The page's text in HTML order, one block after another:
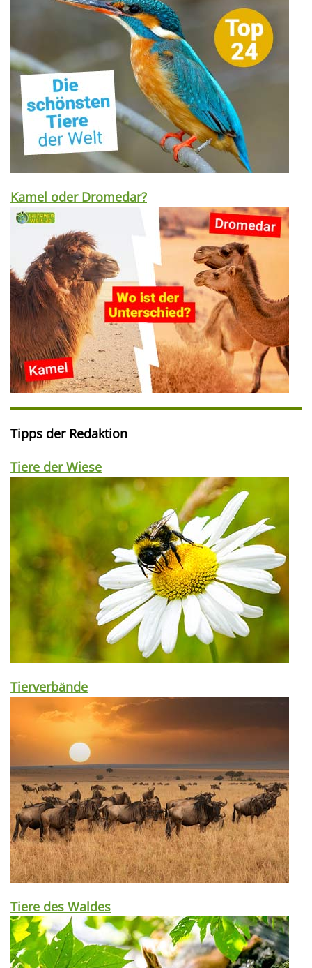
Kamel oder Dromedar?
Tipps der Redaktion
Tiere der Wiese
Tierverbände
Tiere des Waldes